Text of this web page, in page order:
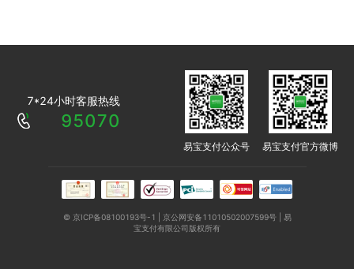
7*24小时客服热线
95070
易宝支付公众号 易宝支付官方微博
© 京ICP备08100193号-1 | 京公网安备11010502007599号 | 易
宝支付有限公司版权所有